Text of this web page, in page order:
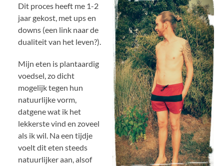
Dit proces heeft me 1-2
jaar gekost, met ups en
downs (een link naar de
dualiteit van het leven?).
Mijn eten is plantaardig
voedsel, zo dicht
mogelijk tegen hun
natuurlijke vorm,
datgene wat ik het
lekkerste vind en zoveel
als ik wil. Na een tijdje
voelt dit eten steeds
natuurlijker aan, alsof